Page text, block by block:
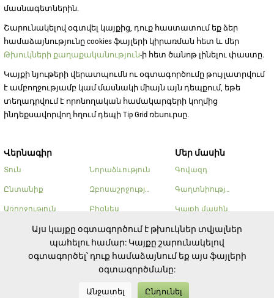
Վերնագիր
Տուն
Ընտանիք
Առողջություն
Գեղեցկություն
Խոհարարություն
Նորաձևություն
Զբոսաշրջություն
Բիզնես
Այլ
Մեր մասին
Գովազդ
Գաղտնիության
Կայքի մասին
Կոնտակտներ
մասնագետներին.
Շարունակելով օգտվել կայքից, դուք հաստատում եք ձեր
համաձայնությունը cookies ֆայլերի կիրառման հետ և մեր
Թխուկների քաղաքականություն-ի հետ ծանոթ լինելու փաստը.
Կայքի նյութերի վերատպումն ու օգտագործումը թույլատրվում
է ամբողջությամբ կամ մասնակի միայն այն դեպքում, եթե
տեղադրվում է որոնողական համակարգերի կողմից
ինդեքսավորվող հղում դեպի Tip Grid ռեսուրսը.
Այս կայքը օգտագործում է թխուկներ տվյալներ
պահելու համար: Կայքը շարունակելով
օգտագործել՝ դուք համաձայնում եք այս ֆայլերի
օգտագործմանը:
Անջատել Ընդունել